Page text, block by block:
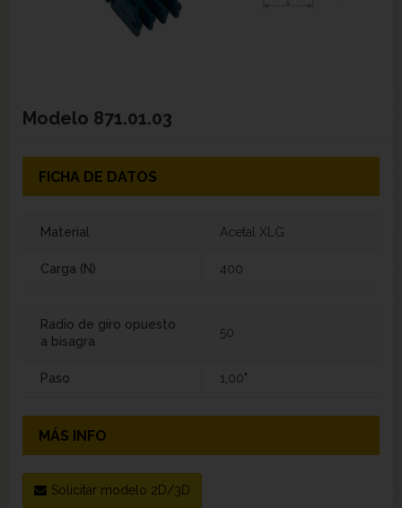
Modelo 871.01.03
FICHA DE DATOS
Material Acetal XLG
Carga (N) 400
Radio de giro opuesto
a bisagra
50
Paso 1,00"
MÁS INFO
Solicitar modelo 2D/3D